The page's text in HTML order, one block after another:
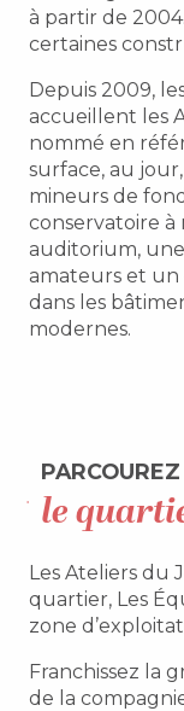
à partir de
certaines
Depuis 2009,
accueillent les
nommé en
surface, au
mineurs de
conservatoire
auditorium,
amateurs et un
dans les
modernes.
PARCOUREZ
le
Les Ateliers du
quartier, Les
zone
Franchissez la
de la